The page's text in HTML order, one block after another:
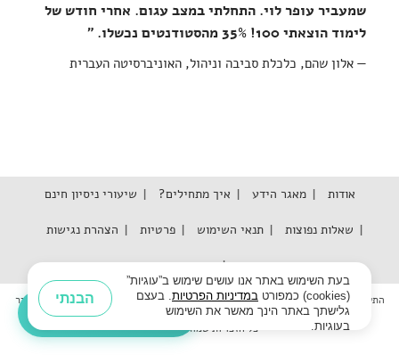
שמעביר עופר לוי. התחלתי במצב עגום. אחרי חודש של
לימוד הוצאתי 100! 35% מהסטודנטים נכשלו. ”
אלון שהם, כלכלת סביבה וניהול, האוניברסיטה העברית
אודות מאגר הידע איך מתחילים? שיעורי ניסיון חינם
שאלות נפוצות תנאי השימוש פרטיות הצהרת נגישות
נגישות
התשלומים באתר מבוצעים בעזרת מערכת Tranzila אשר עומדת בתקן האבטחה המחמיר
ביותר PCI DSS Level-1
כל הזכויות שמורות © 2026
נתקעת בשאלה? ✕
בעת השימוש באתר אנו עושים שימוש ב”עוגיות”
(cookies) כמפורט
במדיניות הפרטיות. בעצם
גלישתך באתר הינך מאשר את השימוש
בעוגיות.
הבנתי